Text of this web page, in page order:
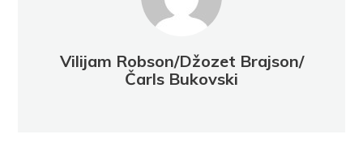
Vilijam Robson/Džozet Brajson/
Čarls Bukovski